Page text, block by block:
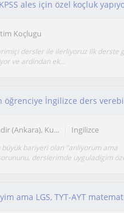
Koçlugu
dersler ile ilerliyoruz Ilk derste
ve ardindan ek...
öğrenciye İngilizce ders
(Ankara), Ku... Ingilizce
bariyeri olan "anliyorum ama
derslerimde uyguladigim